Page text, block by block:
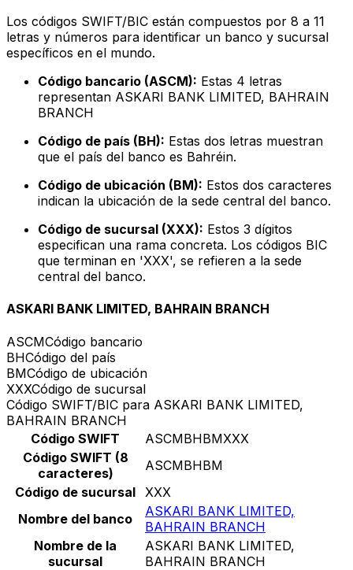
Los códigos SWIFT/BIC están compuestos por 8 a 11
letras y números para identificar un banco y sucursal
específicos en el mundo.
Código bancario (ASCM): Estas 4 letras
representan ASKARI BANK LIMITED, BAHRAIN
BRANCH
Código de país (BH): Estas dos letras muestran
que el país del banco es Bahréin.
Código de ubicación (BM): Estos dos caracteres
indican la ubicación de la sede central del banco.
Código de sucursal (XXX): Estos 3 dígitos
especifican una rama concreta. Los códigos BIC
que terminan en 'XXX', se refieren a la sede
central del banco.
ASKARI BANK LIMITED, BAHRAIN BRANCH
ASCMCódigo bancario
BHCódigo del país
BMCódigo de ubicación
XXXCódigo de sucursal
Código SWIFT/BIC para ASKARI BANK LIMITED,
BAHRAIN BRANCH
Código SWIFT
ASCMBHBMXXX
Código SWIFT (8
caracteres)
ASCMBHBM
Código de sucursal
XXX
Nombre del banco
ASKARI BANK LIMITED,
BAHRAIN BRANCH
Nombre de la
sucursal
ASKARI BANK LIMITED,
BAHRAIN BRANCH